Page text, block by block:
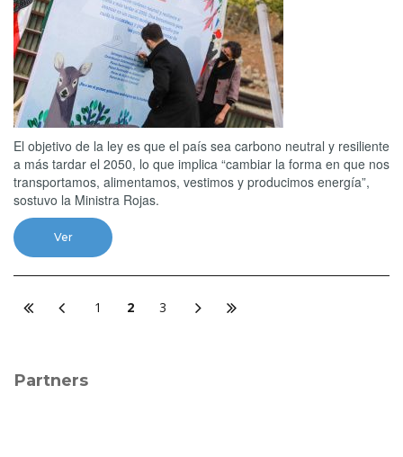
El objetivo de la ley es que el país sea carbono neutral y resiliente
a más tardar el 2050, lo que implica “cambiar la forma en que nos
transportamos, alimentamos, vestimos y producimos energía”,
sostuvo la Ministra Rojas.
Ver
1 2 3
Partners